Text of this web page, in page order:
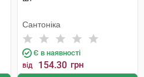
Сантоніка
Є в наявності
від 154.30 грн